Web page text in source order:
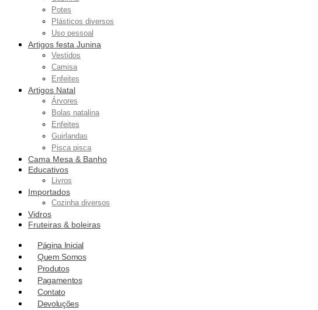
Potes
Plásticos diversos
Uso pessoal
Artigos festa Junina
Vestidos
Camisa
Enfeites
Artigos Natal
Árvores
Bolas natalina
Enfeites
Guirlandas
Pisca pisca
Cama Mesa & Banho
Educativos
Livros
Importados
Cozinha diversos
Vidros
Fruteiras & boleiras
Página Inicial
Quem Somos
Produtos
Pagamentos
Contato
Devoluções